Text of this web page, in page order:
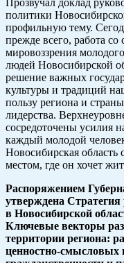
Прозвучал доклад
политики
профильную тему.
прежде всего, работа
мировоззрения
людей Новосибирской
решение важных
культуры и традиций
пользу региона и
лидерства.
сосредоточены усилия
каждый молодой
Новосибирская область
местом, где он хочет
Распоряжением
утверждена
в Новосибирской
Ключевые векторы
территории региона:
ценностно-смысловых